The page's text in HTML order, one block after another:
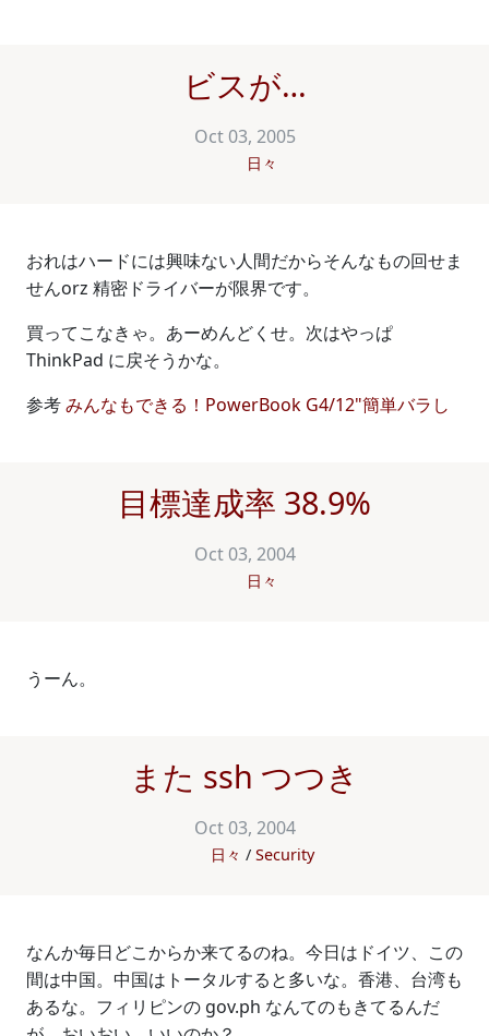
ビスが…
Oct 03, 2005
日々
おれはハードには興味ない人間だからそんなもの回せま
せんorz 精密ドライバーが限界です。
買ってこなきゃ。あーめんどくせ。次はやっぱ
ThinkPad に戻そうかな。
参考みんなもできる！PowerBook G4/12"簡単バラし
目標達成率 38.9%
Oct 03, 2004
日々
うーん。
また ssh つつき
Oct 03, 2004
日々 Security
なんか毎日どこからか来てるのね。今日はドイツ、この
間は中国。中国はトータルすると多いな。香港、台湾も
あるな。フィリピンの gov.ph なんてのもきてるんだ